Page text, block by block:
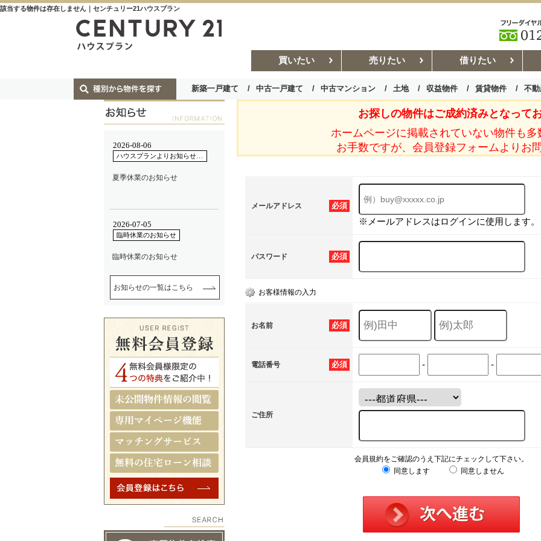
該当する物件は存在しません｜センチュリー21ハウスプラン
買いたい 売りたい 借りたい
新築一戸建て 中古一戸建て 中古マンション 土地 収益物件 賃貸物件 不
お部屋探しコラム 賃貸管理コ
お探しの物件はご成約済みとなってお
ホームページに掲載されていない物件も多
お手数ですが、会員登録フォームよりお
必須
メールアドレス
※メールアドレスはログインに使用します。
必須
パスワード
お客様情報の入力
必須
お名前
必須
電話番号 - -
ご住所
会員規約をご確認のうえ下記にチェックして下さい。
同意します
同意しません
お知らせの一覧はこちら